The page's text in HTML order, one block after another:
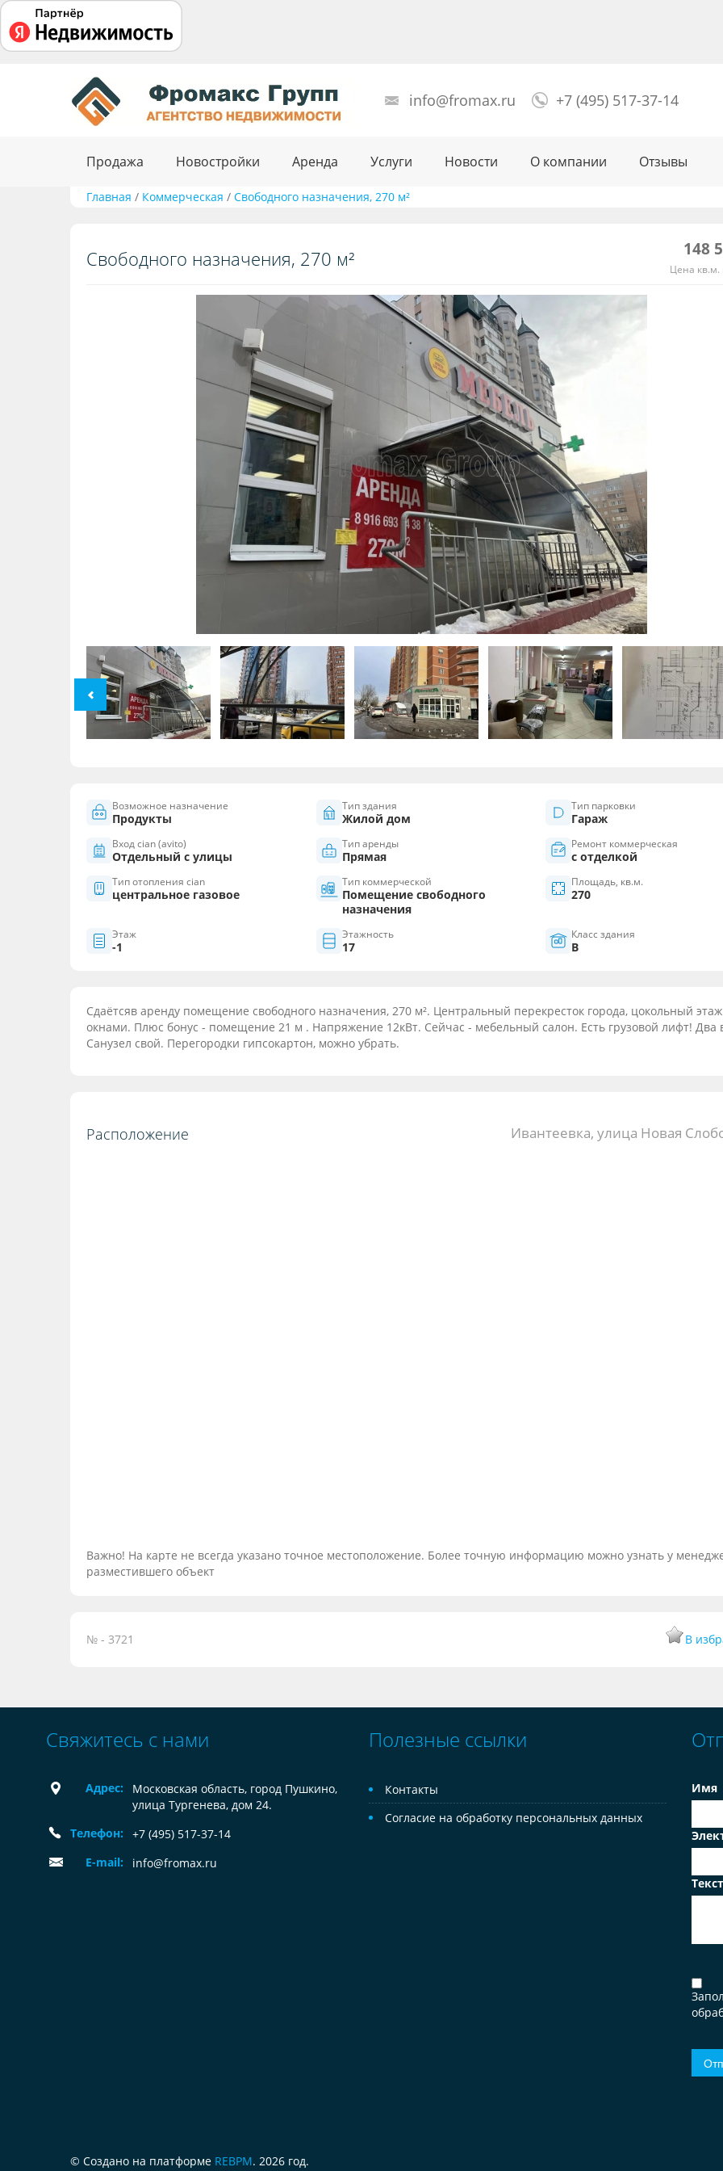
info@fromax.ru +7 (495) 517-37-14
Продажа Новостройки Аренда Услуги Новости О компании Отзывы
Главная / Коммерческая / Свободного назначения, 270 м²
Свободного назначения, 270 м² 148
Цена кв.м.
Возможное назначение
Продукты
Тип здания
Жилой дом
Тип парковки
Гараж
Вход cian (avito)
Отдельный с улицы
Тип аренды
Прямая
Ремонт коммерческая
с отделкой
Тип отопления cian
центральное газовое
Тип коммерческой
Помещение свободного
назначения
Площадь, кв.м.
270
Этаж
-1
Этажность
17
Класс здания
B
Сдаётсяв аренду помещение свободного назначения, 270 м². Центральный перекресток города, цокольный этаж
окнами. Плюс бонус - помещение 21 м . Напряжение 12кВт. Сейчас - мебельный салон. Есть грузовой лифт! Два
Санузел свой. Перегородки гипсокартон, можно убрать.
Расположение Ивантеевка, улица Новая
Важно! На карте не всегда указано точное местоположение. Более точную информацию можно узнать у
разместившего объект
№ - 3721 В
Свяжитесь с нами
Адрес:
Московская область, город Пушкино,
улица Тургенева, дом 24.
Телефон:
+7 (495) 517-37-14
E-mail:
info@fromax.ru
Полезные ссылки
Контакты
Согласие на обработку персональных данных
Имя
Текст
© Создано на платформе REBPM. 2026 год.